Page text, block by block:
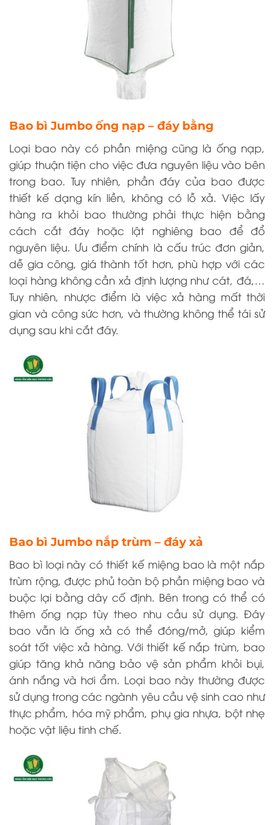
Bao bì Jumbo ống nạp – đáy bằng
Loại bao này có phần miệng cũng là ống nạp,
giúp thuận tiện cho việc đưa nguyên liệu vào bên
trong bao. Tuy nhiên, phần đáy của bao được
thiết kế dạng kín liền, không có lỗ xả. Việc lấy
hàng ra khỏi bao thường phải thực hiện bằng
cách cắt đáy hoặc lật nghiêng bao để đổ
nguyên liệu. Ưu điểm chính là cấu trúc đơn giản,
dễ gia công, giá thành tốt hơn, phù hợp với các
loại hàng không cần xả định lượng như cát, đá,…
Tuy nhiên, nhược điểm là việc xả hàng mất thời
gian và công sức hơn, và thường không thể tái sử
dụng sau khi cắt đáy.
Bao bì Jumbo nắp trùm – đáy xả
Bao bì loại này có thiết kế miệng bao là một nắp
trùm rộng, được phủ toàn bộ phần miệng bao và
buộc lại bằng dây cố định. Bên trong có thể có
thêm ống nạp tùy theo nhu cầu sử dụng. Đáy
bao vẫn là ống xả có thể đóng/mở, giúp kiểm
soát tốt việc xả hàng. Với thiết kế nắp trùm, bao
giúp tăng khả năng bảo vệ sản phẩm khỏi bụi,
ánh nắng và hơi ẩm. Loại bao này thường được
sử dụng trong các ngành yêu cầu vệ sinh cao như
thực phẩm, hóa mỹ phẩm, phụ gia nhựa, bột nhẹ
hoặc vật liệu tinh chế.